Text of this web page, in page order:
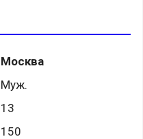
Москва
Муж.
13
150